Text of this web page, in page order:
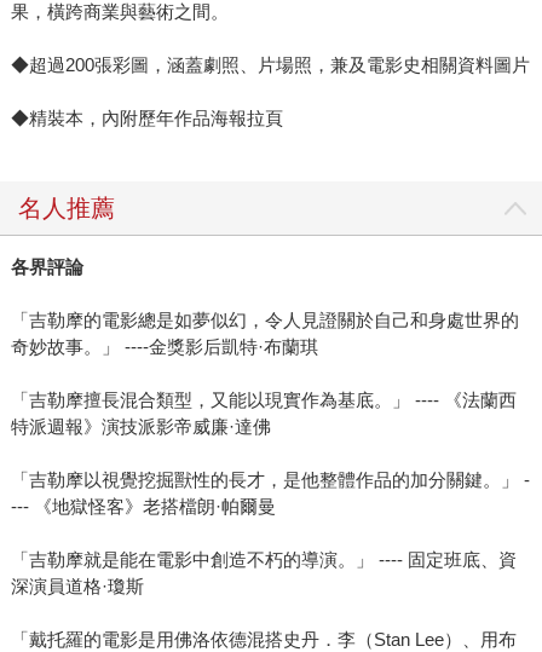
果，橫跨商業與藝術之間。
◆超過200張彩圖，涵蓋劇照、片場照，兼及電影史相關資料圖片
◆精裝本，內附歷年作品海報拉頁
名人推薦
各界評論
「吉勒摩的電影總是如夢似幻，令人見證關於自己和身處世界的
奇妙故事。」 ----金獎影后凱特·布蘭琪
「吉勒摩擅長混合類型，又能以現實作為基底。」 ---- 《法蘭西
特派週報》演技派影帝威廉·達佛
「吉勒摩以視覺挖掘獸性的長才，是他整體作品的加分關鍵。」 -
--- 《地獄怪客》老搭檔朗·帕爾曼
「吉勒摩就是能在電影中創造不朽的導演。」 ---- 固定班底、資
深演員道格·瓊斯
「戴托羅的電影是用佛洛依德混搭史丹．李（Stan Lee）、用布